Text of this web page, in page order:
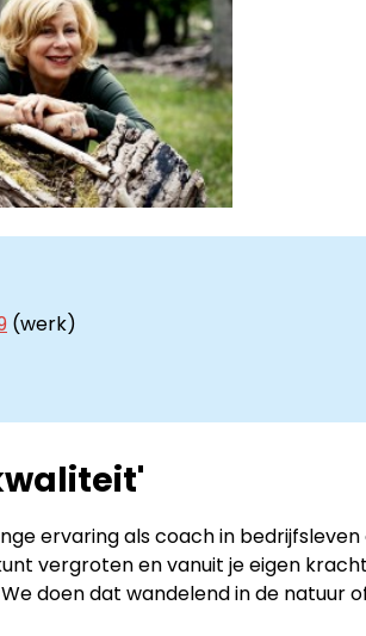
(werk)
ervaring als coach in
vergroten en vanuit je eigen
doen dat wandelend in de natuur